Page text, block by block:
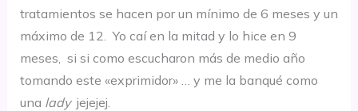
tratamientos se hacen por un mínimo de 6 meses y un
máximo de 12. Yo caí en la mitad y lo hice en 9
meses, si si como escucharon más de medio año
tomando este «exprimidor» … y me la banqué como
una lady jejejej.